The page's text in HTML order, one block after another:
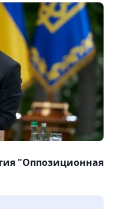
"Оппозиционная